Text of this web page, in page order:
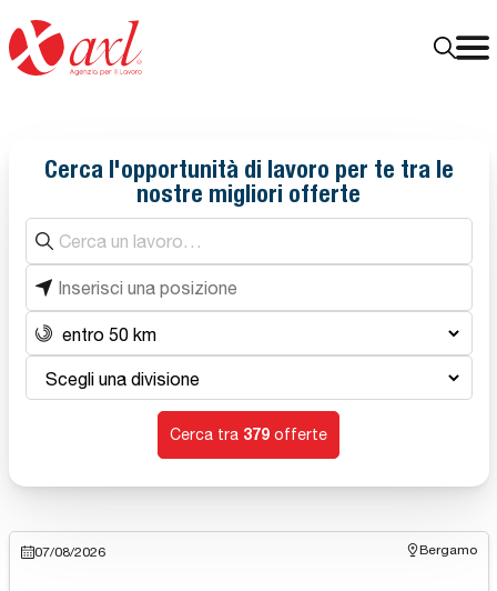
Cerca l'opportunità di lavoro per te tra le
nostre migliori offerte
Cerca un lavoro
Inizia a digitare: compariranno suggerimenti.
Inserisci una posizione
Distanza
Scegli una divisione
Cerca tra 379 offerte
07/08/2026 Bergamo